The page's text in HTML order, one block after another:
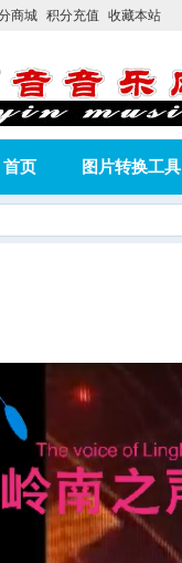
商城 积分充值 收藏本站
首页 图片转换工具